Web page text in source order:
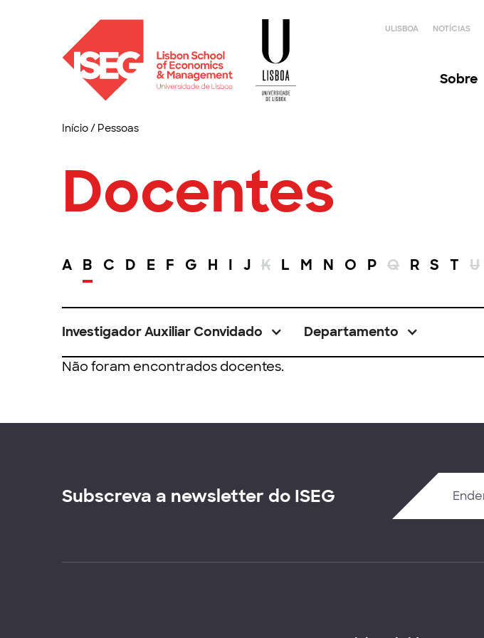
ULISBOA NOTÍCIAS
Sobre
Início/ Pessoas
Docentes
A B C D E F G H I J K L M N O P Q R S T U
Investigador Auxiliar Convidado Departamento
Não foram encontrados docentes.
Subscreva a newsletter do ISEG